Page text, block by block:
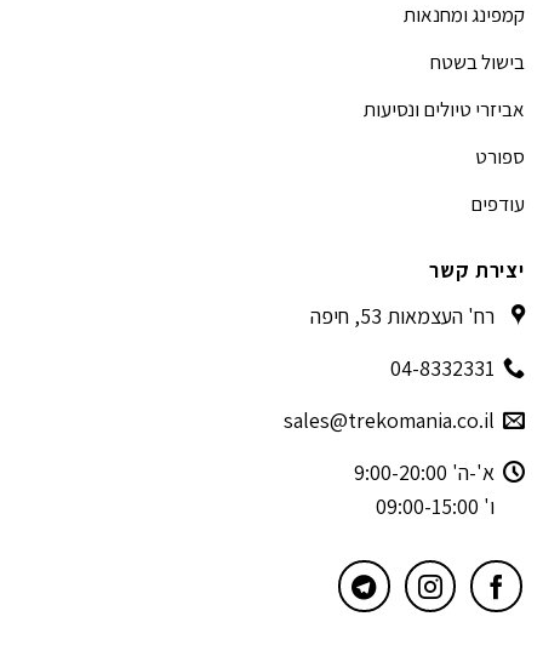
קמפינג ומחנאות
בישול בשטח
אביזרי טיולים ונסיעות
ספורט
עודפים
יצירת קשר
רח' העצמאות 53, חיפה
04-8332331
sales@trekomania.co.il
א'-ה' 9:00-20:00
ו' 09:00-15:00